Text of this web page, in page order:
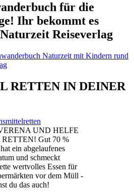
für die
Ihr bekommt es
Reiseverlag
RETTEN IN DEINER
UND HELFE
Gut 70 %
ein abgelaufenes
und schmeckt
wertvolles Essen für
vor dem Müll -
du das auch!